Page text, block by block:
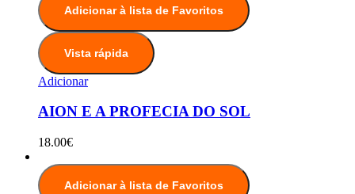
Adicionar à lista de Favoritos
Vista rápida
Adicionar
AION E A PROFECIA DO SOL
18.00€
Adicionar à lista de Favoritos